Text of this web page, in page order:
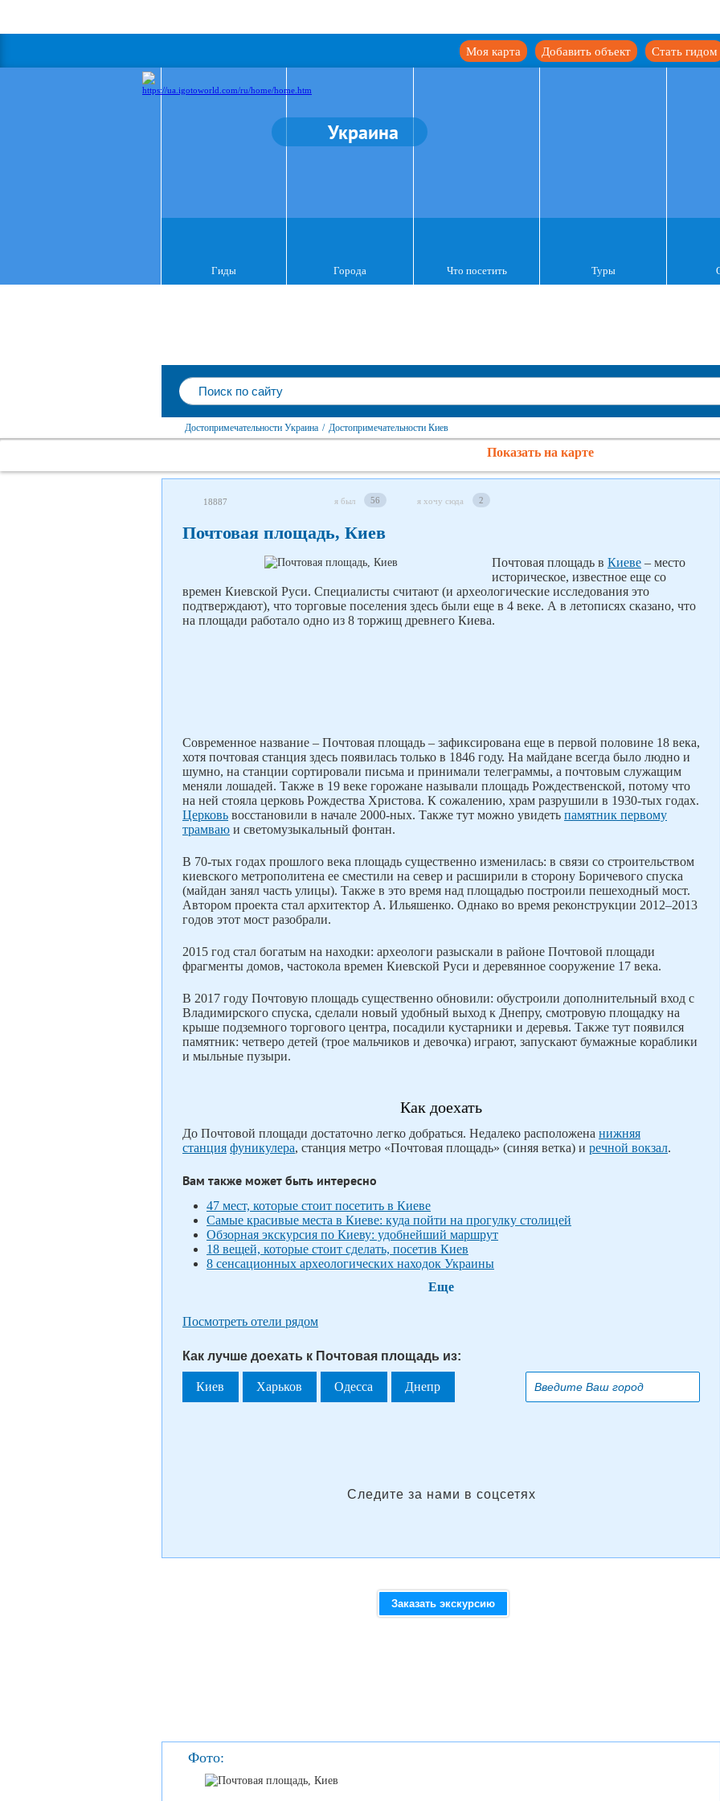
Стать гидом
Добавить объект
Моя карта
Украина
Гиды Города Что посетить Туры
Достопримечательности Украина / Достопримечательности Киев
Показать на карте
18887 я был 56 я хочу сюда 2
Почтовая площадь, Киев
Почтовая площадь в Киеве – место
историческое, известное еще со
времен Киевской Руси. Специалисты считают (и археологические исследования это
подтверждают), что торговые поселения здесь были еще в 4 веке. А в летописях сказано, что
на площади работало одно из 8 торжищ древнего Киева.
Современное название – Почтовая площадь – зафиксирована еще в первой половине 18 века,
хотя почтовая станция здесь появилась только в 1846 году. На майдане всегда было людно и
шумно, на станции сортировали письма и принимали телеграммы, а почтовым служащим
меняли лошадей. Также в 19 веке горожане называли площадь Рождественской, потому что
на ней стояла церковь Рождества Христова. К сожалению, храм разрушили в 1930-тых годах.
Церковь восстановили в начале 2000-ных. Также тут можно увидеть памятник первому
трамваю и светомузыкальный фонтан.
В 70-тых годах прошлого века площадь существенно изменилась: в связи со строительством
киевского метрополитена ее сместили на север и расширили в сторону Боричевого спуска
(майдан занял часть улицы). Также в это время над площадью построили пешеходный мост.
Автором проекта стал архитектор А. Ильяшенко. Однако во время реконструкции 2012–2013
годов этот мост разобрали.
2015 год стал богатым на находки: археологи разыскали в районе Почтовой площади
фрагменты домов, частокола времен Киевской Руси и деревянное сооружение 17 века.
В 2017 году Почтовую площадь существенно обновили: обустроили дополнительный вход с
Владимирского спуска, сделали новый удобный выход к Днепру, смотровую площадку на
крыше подземного торгового центра, посадили кустарники и деревья. Также тут появился
памятник: четверо детей (трое мальчиков и девочка) играют, запускают бумажные кораблики
и мыльные пузыри.
Как доехать
До Почтовой площади достаточно легко добраться. Недалеко расположена нижняя
станция фуникулера, станция метро «Почтовая площадь» (синяя ветка) и речной вокзал.
Вам также может быть интересно
47 мест, которые стоит посетить в Киеве
Самые красивые места в Киеве: куда пойти на прогулку столицей
Обзорная экскурсия по Киеву: удобнейший маршрут
18 вещей, которые стоит сделать, посетив Киев
8 сенсационных археологических находок Украины
Еще
Посмотреть отели рядом
Как лучше доехать к Почтовая площадь из:
Киев Харьков Одесса Днепр
Следите за нами в соцсетях
Заказать экскурсию
Фото: